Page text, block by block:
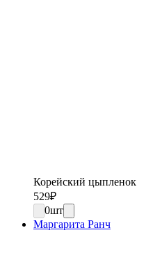
Корейский цыпленок
529₽
0шт
Маргарита Ранч